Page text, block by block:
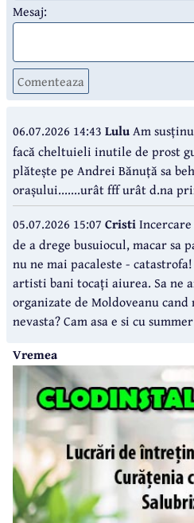
Mesaj:
Comenteaza
06.07.2026 14:43 LuluAm
facă cheltuieli inutile de prost
plătește pe Andrei Bănuță sa
orașului.......urât fff urât d.na
05.07.2026 15:07 Cristi
de a drege busuiocul, macar sa
nu ne mai pacaleste -
artisti bani tocați aiurea. Sa ne
organizate de Moldoveanu
nevasta? Cam asa e si cu
Vremea